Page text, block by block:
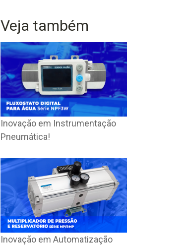
Veja também
Inovação em Instrumentação
Pneumática!
Inovação em Automatização